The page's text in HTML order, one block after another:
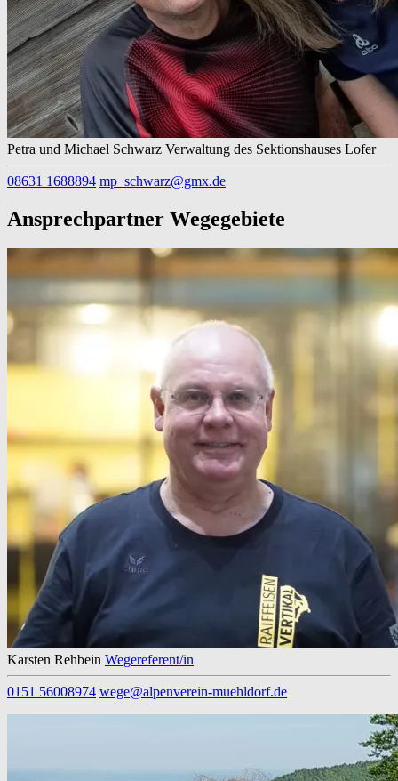
Petra und Michael Schwarz Verwaltung des Sektionshauses Lofer
08631 1688894 mp_schwarz@gmx.de
Ansprechpartner Wegegebiete
Karsten Rehbein Wegereferent/in
0151 56008974 wege@alpenverein-muehldorf.de